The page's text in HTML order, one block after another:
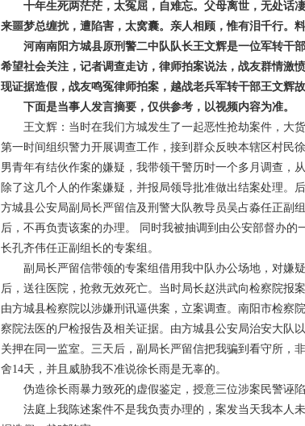
十年生死两茫茫，太冤屈，自难忘。父母离世，无处话
来噩梦总缠扰，遭陷害，太窝囊。亲人相顾，惟有泪千行。
河南南阳方城县原刑警二中队队长王文辉是一位军转干
希望社会关注，记者调查走访，律师拍案说法，战友群情激
现证据造假，战友鸣冤律师拍案，越战老兵军转干部王文辉
下面是当事人发言摘要，仅供参考，以视频内容为准。
王文辉：当时在我们方城发生了一起恶性抢劫案件，大
第一时间组织警力开展调查工作，接到群众反映本辖区村民
男青年有结伙作案的嫌疑，我带领干警历时一个多月调查，
除了这几个人的作案嫌疑，并报局领导批准做出结案处理。
方城县公安局副局长严留信及刑警大队教导员吴占淼任正副
后，不再负责该案的办理。 同时我被抽调到由公安部督办的
长孔齐伟任正副组长的专案组。
副局长严留信带领的专案组借用我中队办公场地，对嫌
后，送往医院，抢救无效死亡。当时局长赵洪武向检察院报
由方城县检察院以涉嫌刑讯逼供案，立案调查。南阳市检察
察院法医的尸检报告及相关证据。由方城县公安局治安大队
关押在同一监室。三天后，副局长严留信把我骗到看守所，
舍14天，并且威胁我不准说徐长雨是无辜的。
伪造徐长雨暴力致死的虚假鉴定，授意三位涉案民警诬
法庭上我陈述案件不是我负责办理的，案发当天我本人